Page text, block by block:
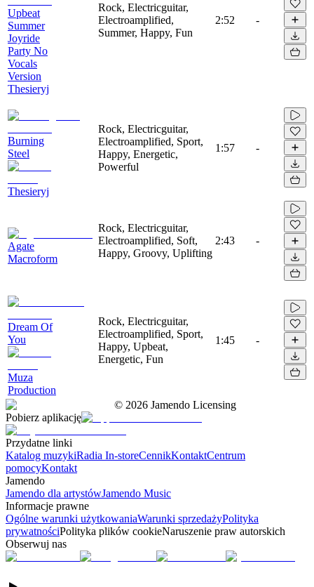
Upbeat
Summer
Joyride
Party No
Vocals
Version
Thesieryj
Rock, Electricguitar,
Electroamplified,
Summer, Happy, Fun
2:52 -
Burning
Steel
Thesieryj
Rock, Electricguitar,
Electroamplified, Sport,
Happy, Energetic,
Powerful
1:57 -
Agate
Macroform
Rock, Electricguitar,
Electroamplified, Soft,
Happy, Groovy, Uplifting
2:43 -
Dream Of
You
Muza
Production
Rock, Electricguitar,
Electroamplified, Sport,
Happy, Upbeat,
Energetic, Fun
1:45 -
© 2026 Jamendo Licensing
Pobierz aplikację
Przydatne linki
Katalog muzykiRadia In-storeCennikKontaktCentrum
pomocyKontakt
Jamendo
Jamendo dla artystówJamendo Music
Informacje prawne
Ogólne warunki użytkowaniaWarunki sprzedażyPolityka
prywatnościPolityka plików cookieNaruszenie praw autorskich
Obserwuj nas